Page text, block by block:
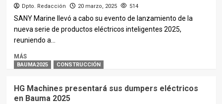
Dpto. Redacción 20 marzo, 2025 514
SANY Marine llevó a cabo su evento de lanzamiento de la
nueva serie de productos eléctricos inteligentes 2025,
reuniendo a...
MÁS
BAUMA2025 CONSTRUCCIÓN
HG Machines presentará sus dumpers eléctricos
en Bauma 2025